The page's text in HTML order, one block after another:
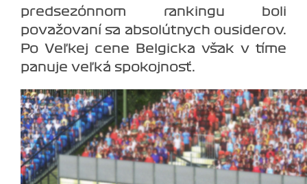
predsezónnom rankingu boli
považovaní sa absolútnych ousiderov.
Po Veľkej cene Belgicka však v tíme
panuje veľká spokojnosť.